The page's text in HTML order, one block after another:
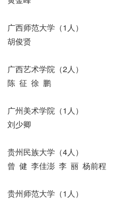
广西师范大学（1人）
胡俊贤
广西艺术学院（2人）
陈 征 徐 鹏
广州美术学院（1人）
刘少卿
贵州民族大学（4人）
曾 健 李佳澎 李 丽 杨前程
贵州师范大学（1人）